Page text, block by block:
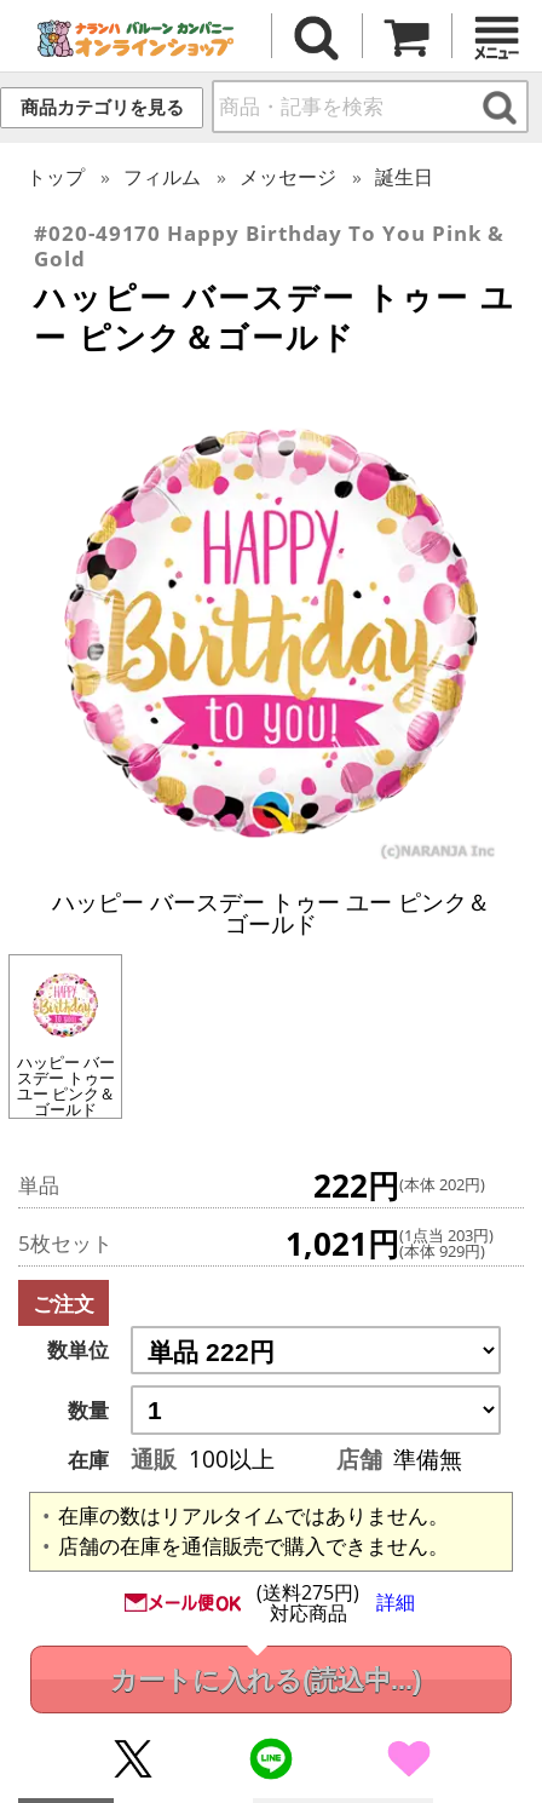
商品カテゴリを見る
トップ フィルム メッセージ 誕生日
#020-49170 Happy Birthday To You Pink &
Gold
ハッピー バースデー トゥー ユ
ー ピンク＆ゴールド
ハッピー バースデー トゥー ユー ピンク＆
ゴールド
ハッピー バー
スデー トゥー
ユー ピンク＆
ゴールド
単品 222円(本体 202円)
5枚セット 1,021円(1点当 203円)
(本体 929円)
ご注文
数単位
数量
在庫
通販 100以上 店舗 準備無
在庫の数はリアルタイムではありません。
店舗の在庫を通信販売で購入できません。
(送料275円)
対応商品 詳細
カートに入れる(読込中...)